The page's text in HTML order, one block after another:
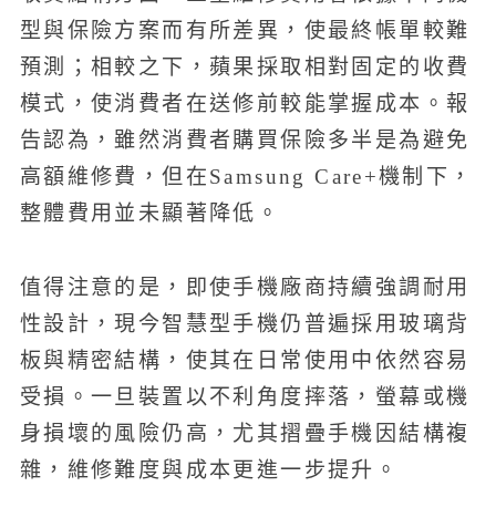
型與保險方案而有所差異，使最終帳單較難
預測；相較之下，蘋果採取相對固定的收費
模式，使消費者在送修前較能掌握成本。報
告認為，雖然消費者購買保險多半是為避免
高額維修費，但在Samsung Care+機制下，
整體費用並未顯著降低。
值得注意的是，即使手機廠商持續強調耐用
性設計，現今智慧型手機仍普遍採用玻璃背
板與精密結構，使其在日常使用中依然容易
受損。一旦裝置以不利角度摔落，螢幕或機
身損壞的風險仍高，尤其摺疊手機因結構複
雜，維修難度與成本更進一步提升。